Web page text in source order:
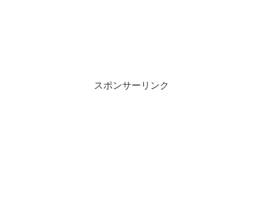
スポンサーリンク